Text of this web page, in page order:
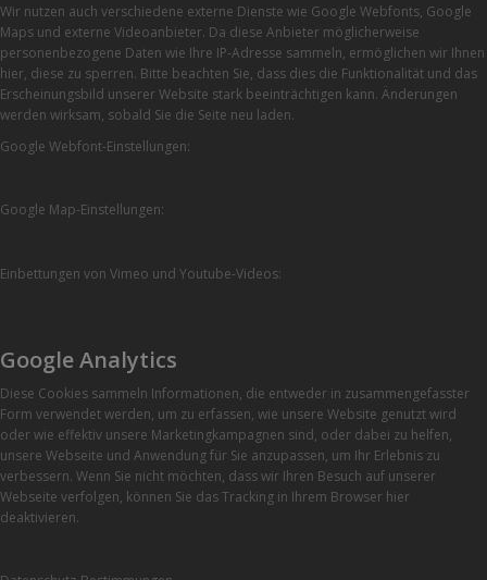
Wir nutzen auch verschiedene externe Dienste wie Google Webfonts, Google
Maps und externe Videoanbieter. Da diese Anbieter möglicherweise
personenbezogene Daten wie Ihre IP-Adresse sammeln, ermöglichen wir Ihnen
hier, diese zu sperren. Bitte beachten Sie, dass dies die Funktionalität und das
Erscheinungsbild unserer Website stark beeinträchtigen kann. Änderungen
werden wirksam, sobald Sie die Seite neu laden.
Google Webfont-Einstellungen:
Google Map-Einstellungen:
Einbettungen von Vimeo und Youtube-Videos:
Google Analytics
Diese Cookies sammeln Informationen, die entweder in zusammengefasster
Form verwendet werden, um zu erfassen, wie unsere Website genutzt wird
oder wie effektiv unsere Marketingkampagnen sind, oder dabei zu helfen,
unsere Webseite und Anwendung für Sie anzupassen, um Ihr Erlebnis zu
verbessern. Wenn Sie nicht möchten, dass wir Ihren Besuch auf unserer
Webseite verfolgen, können Sie das Tracking in Ihrem Browser hier
deaktivieren.